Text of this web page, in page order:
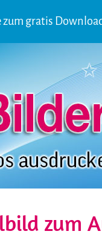
zum gratis
zum